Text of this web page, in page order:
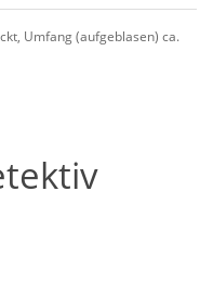
Umfang (aufgeblasen) ca.